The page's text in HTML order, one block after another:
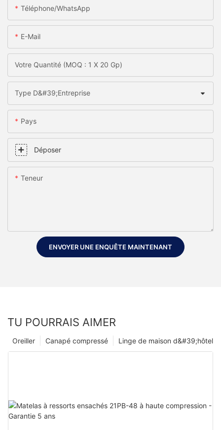
Téléphone/WhatsApp
E-Mail
Votre Quantité (MOQ : 1 X 20 Gp)
Type D&#39;entreprise
Pays
Déposer
Teneur
ENVOYER UNE ENQUÊTE MAINTENANT
TU POURRAIS AIMER
Linge de maison d&#39;hôtel
Canapé compressé
Oreiller